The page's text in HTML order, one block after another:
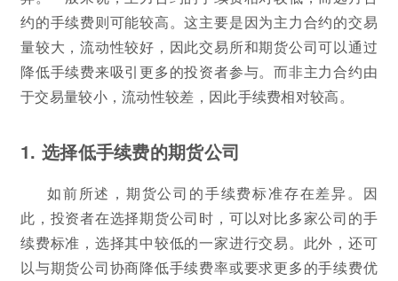
约的手续费则可能较高。这主要是因为主力合约的交易
量较大，流动性较好，因此交易所和期货公司可以通过
降低手续费来吸引更多的投资者参与。而非主力合约由
于交易量较小，流动性较差，因此手续费相对较高。
1. 选择低手续费的期货公司
如前所述，期货公司的手续费标准存在差异。因
此，投资者在选择期货公司时，可以对比多家公司的手
续费标准，选择其中较低的一家进行交易。此外，还可
以与期货公司协商降低手续费率或要求更多的手续费优